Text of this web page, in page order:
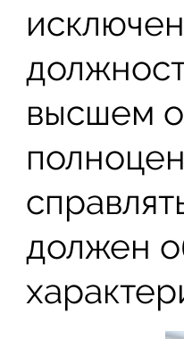
высшем
должен